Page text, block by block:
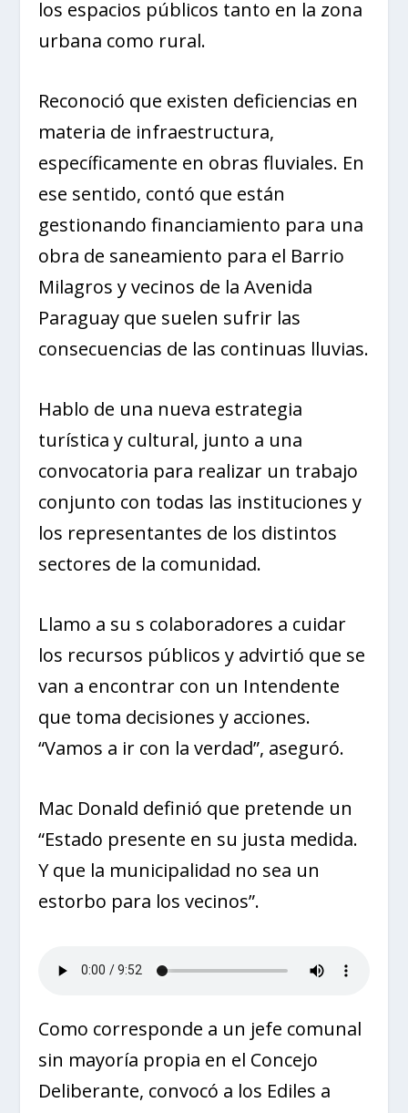
los espacios públicos tanto en la zona
urbana como rural.
Reconoció que existen deficiencias en
materia de infraestructura,
específicamente en obras fluviales. En
ese sentido, contó que están
gestionando financiamiento para una
obra de saneamiento para el Barrio
Milagros y vecinos de la Avenida
Paraguay que suelen sufrir las
consecuencias de las continuas lluvias.
Hablo de una nueva estrategia
turística y cultural, junto a una
convocatoria para realizar un trabajo
conjunto con todas las instituciones y
los representantes de los distintos
sectores de la comunidad.
Llamo a su s colaboradores a cuidar
los recursos públicos y advirtió que se
van a encontrar con un Intendente
que toma decisiones y acciones.
“Vamos a ir con la verdad”, aseguró.
Mac Donald definió que pretende un
“Estado presente en su justa medida.
Y que la municipalidad no sea un
estorbo para los vecinos”.
Como corresponde a un jefe comunal
sin mayoría propia en el Concejo
Deliberante, convocó a los Ediles a